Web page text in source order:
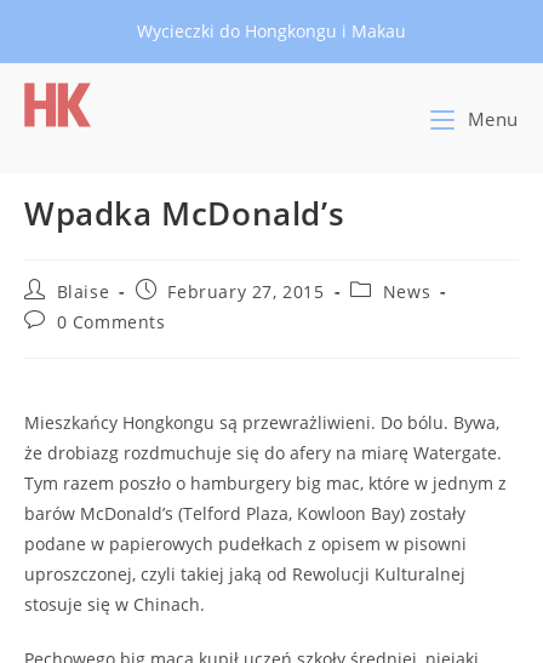
Wycieczki do Hongkongu i Makau
Menu
Wpadka McDonald’s
Post
author:
Blaise
Post
published:
February 27, 2015
PostNews
Post0 Comments
Mieszkańcy Hongkongu są przewrażliwieni. Do bólu. Bywa,
że drobiazg rozdmuchuje się do afery na miarę Watergate.
Tym razem poszło o hamburgery big mac, które w jednym z
barów McDonald’s (Telford Plaza, Kowloon Bay) zostały
podane w papierowych pudełkach z opisem w pisowni
uproszczonej, czyli takiej jaką od Rewolucji Kulturalnej
stosuje się w Chinach.